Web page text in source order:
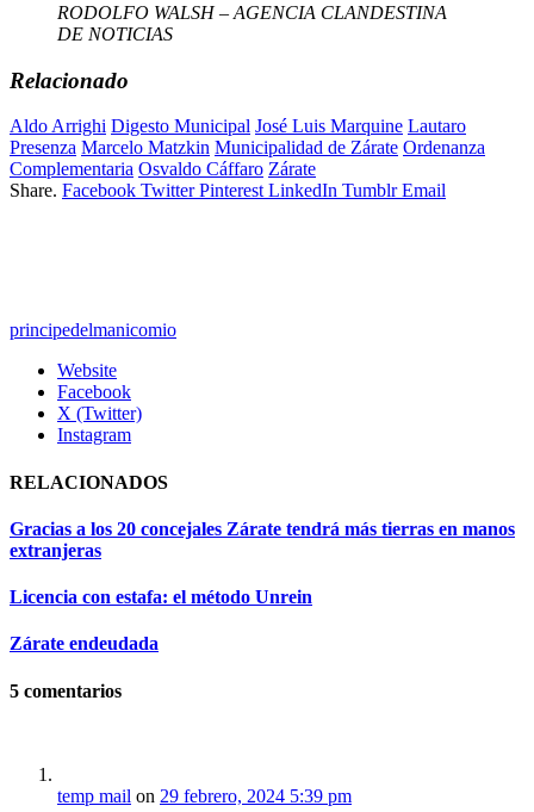
RODOLFO WALSH – AGENCIA CLANDESTINA
DE NOTICIAS
Relacionado
Aldo Arrighi Digesto Municipal José Luis Marquine Lautaro
Presenza Marcelo Matzkin Municipalidad de Zárate Ordenanza
Complementaria Osvaldo Cáffaro Zárate
Share. Facebook Twitter Pinterest LinkedIn Tumblr Email
principedelmanicomio
Website
Facebook
X (Twitter)
Instagram
RELACIONADOS
Gracias a los 20 concejales Zárate tendrá más tierras en manos
extranjeras
Licencia con estafa: el método Unrein
Zárate endeudada
5 comentarios
temp mail on 29 febrero, 2024 5:39 pm